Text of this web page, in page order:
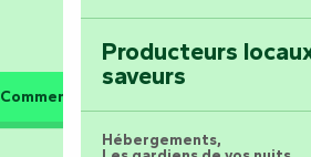
Producteurs
saveurs
Hébergements,
Comment venir ?